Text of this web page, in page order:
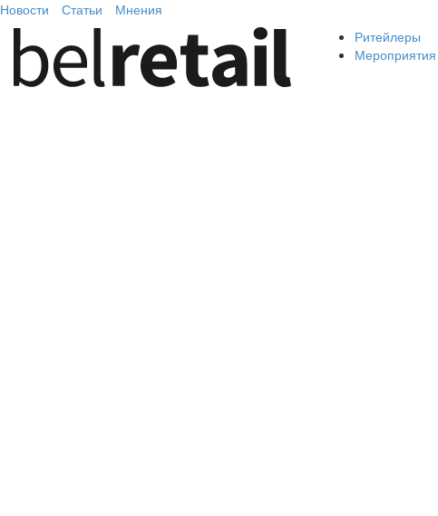
Новости Статьи Мнения
Ритейлеры
Мероприятия